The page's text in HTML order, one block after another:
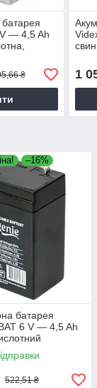
— 4,5 Ah
₴ 1
–16%
батарея
6 V — 4,5 Ah
522,51 ₴